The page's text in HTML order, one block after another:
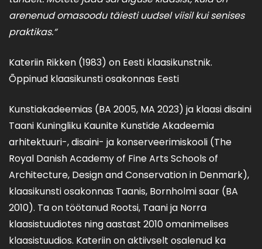
arenenud omasoodu täiesti uudsel viisil kui senises
praktikas.“
Kateriin Rikken (1983) on Eesti klaasikunstnik.
Õppinud klaasikunsti osakonnas Eesti
Kunstiakadeemias (BA 2005, MA 2023) ja klaasi disaini
Taani Kuningliku Kaunite Kunstide Akadeemia
arhitektuuri-, disaini- ja konserveerimiskooli (The
Royal Danish Academy of Fine Arts Schools of
Architecture, Design and Conservation in Denmark),
klaasikunsti osakonnas Taanis, Bornholmi saar (BA
2010). Ta on töötanud Rootsi, Taani ja Norra
klaasistuudiotes ning aastast 2010 omanimelises
klaasistuudios. Kateriin on aktiivselt osalenud ka